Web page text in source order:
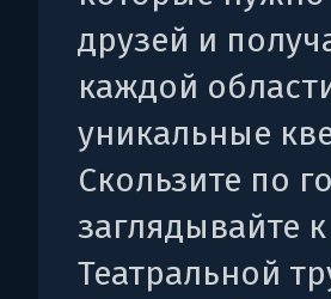
друзей и
каждой
уникальные
Скользите по
заглядывайте
Театральной